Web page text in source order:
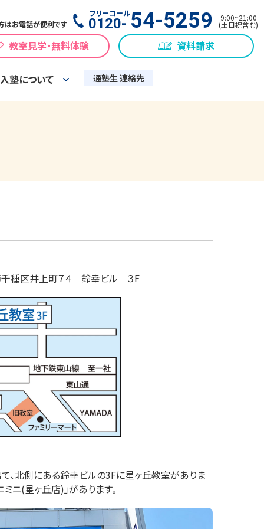
はお電話が便利です
フリーコール
0120- 54-5259 9:00~21:00
(土日祝含む)
教室見学・無料体験 資料請求
入塾について 通塾生 連絡先
千種区井上町７４ 鈴幸ビル ３F
、北側にある鈴幸ビルの3Fに星ヶ丘教室がありま
ニ(星ヶ丘店)」があります。